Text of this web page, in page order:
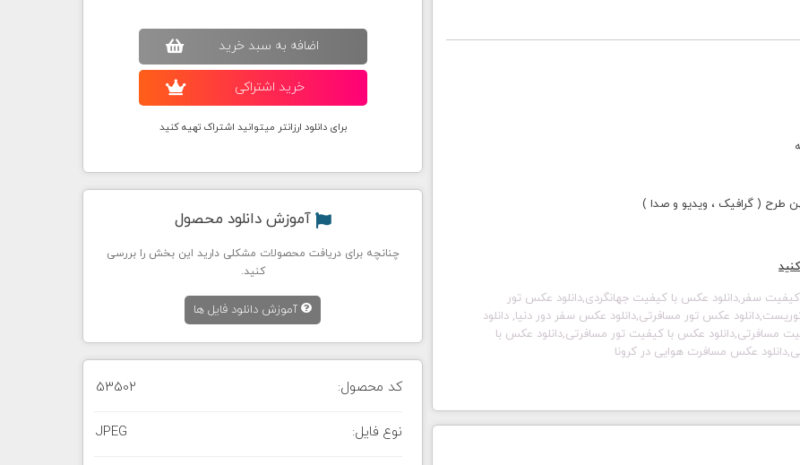
طرح ( گرافیک ، ویدیو و صدا )
سفر,دانلود عکس با کیفیت جهانگردی,دانلود عکس تور
عکس تور مسافرتی,دانلود عکس سفر دور دنیا, دانلود
عکس با کیفیت تور مسافرتی,دانلود عکس با
عکس مسافرت هوایی در کرونا
اضافه به سبد خريد
خريد اشتراکی
برای دانلود ارزانتر میتوانید اشتراک تهیه کنید
آموزش دانلود محصول
چنانچه برای دریافت محصولات مشکلی دارید این بخش را بررسی
کنید.
آموزش دانلود فایل ها
کد محصول: 53502
نوع فایل: JPEG